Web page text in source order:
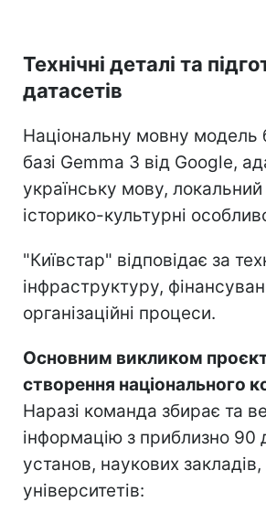
Технічні деталі та
датасетів
Національну мовну модель
базі Gemma 3 від Google,
українську мову, локальний
історико-культурні
"Київстар" відповідає за
інфраструктуру,
організаційні процеси.
Основним викликом
створення національного
Наразі команда збирає та
інформацію з приблизно
установ, наукових закладів,
університетів: